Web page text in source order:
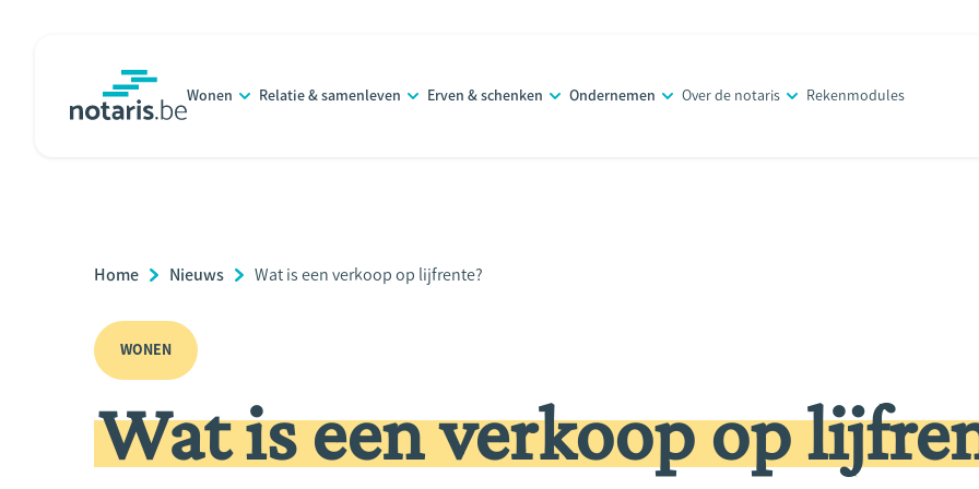
Wonen Relatie & samenleven Erven & schenken Ondernemen Over de notaris Rekenmodules
Breadcrumb
Home Nieuws
Current
Wat is een verkoop op lijfrente?
WONEN
Wat is een verkoop op